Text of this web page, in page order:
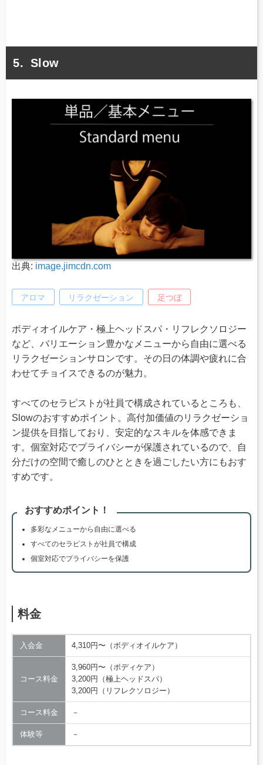
Slow
出典: image.jimcdn.com
アロマ リラクゼーション 足つぼ
ボディオイルケア・極上ヘッドスパ・リフレクソロジー
など、バリエーション豊かなメニューから自由に選べる
リラクゼーションサロンです。その日の体調や疲れに合
わせてチョイスできるのが魅力。
すべてのセラピストが社員で構成されているところも、
Slowのおすすめポイント。高付加価値のリラクゼーショ
ン提供を目指しており、安定的なスキルを体感できま
す。個室対応でプライバシーが保護されているので、自
分だけの空間で癒しのひとときを過ごしたい方にもおす
すめです。
おすすめポイント！
多彩なメニューから自由に選べる
すべてのセラピストが社員で構成
個室対応でプライバシーを保護
料金
入会金 4,310円〜（ボディオイルケア）
コース料金
3,960円〜（ボディケア）
3,200円（極上ヘッドスパ）
3,200円（リフレクソロジー）
コース料金 －
体験等 －